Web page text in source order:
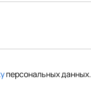
персональных данных.